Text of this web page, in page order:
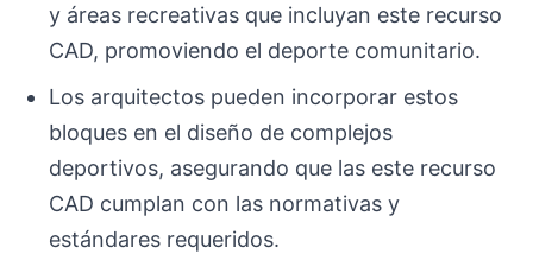
y áreas recreativas que incluyan este recurso
CAD, promoviendo el deporte comunitario.
Los arquitectos pueden incorporar estos
bloques en el diseño de complejos
deportivos, asegurando que las este recurso
CAD cumplan con las normativas y
estándares requeridos.